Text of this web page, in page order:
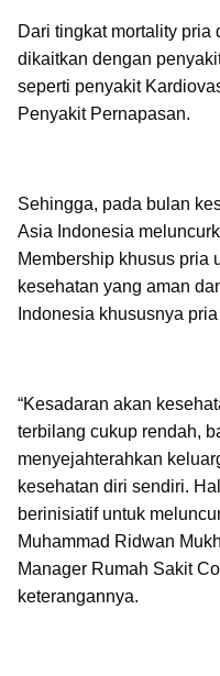
Dari tingkat mortality
dikaitkan dengan
seperti penyakit
Penyakit Pernapasan.
Sehingga, pada bulan
Asia Indonesia
Membership khusus pria
kesehatan yang aman
Indonesia khususnya
“Kesadaran akan
terbilang cukup rendah,
menyejahterahkan
kesehatan diri sendiri.
berinisiatif untuk
Muhammad Ridwan
Manager Rumah Sakit
keterangannya.